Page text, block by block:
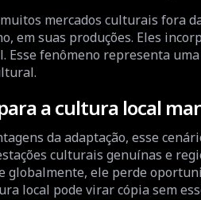
mercados culturais fora
em suas produções. Eles
Esse fenômeno representa
a cultura local
da adaptação, esse
culturais genuínas e
globalmente, ele perde
local pode virar cópia sem